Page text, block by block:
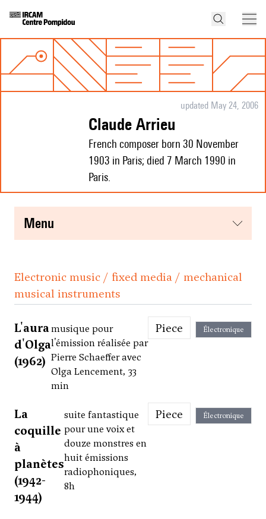
updated May 24, 2006
Claude Arrieu
French composer born 30 November
1903 in Paris; died 7 March 1990 in
Paris.
menu
Electronic music / fixed media / mechanical
musical instruments
L'aura
d'Olga
(1962)
musique pour
l'émission réalisée par
Pierre Schaeffer avec
Olga Lencement, 33
min
Piece Électronique
La
coquille
à
planètes
(1942-
1944)
suite fantastique
pour une voix et
douze monstres en
huit émissions
radiophoniques,
8h
Piece Électronique